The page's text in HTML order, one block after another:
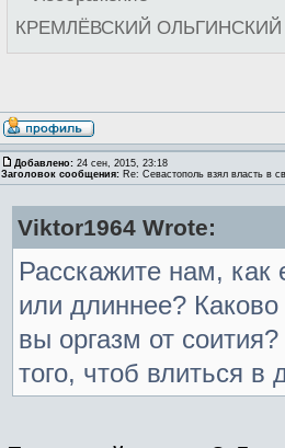
КРЕМЛЁВСКИЙ
Добавлено: 24 сен, 2015, 23:18
Заголовок сообщения: Re: Севастополь взял власть в
Viktor1964 Wrote:
Расскажите нам, как
или длиннее?
вы оргазм от
того, чтоб влиться